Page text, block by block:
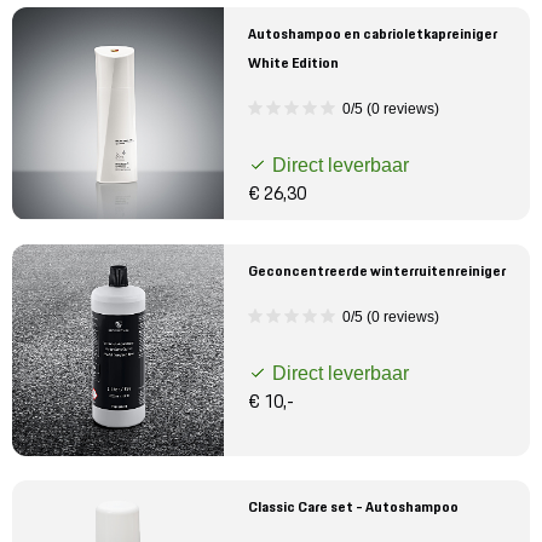
Autoshampoo en cabrioletkapreiniger
White Edition
0/5 (0 reviews)
Direct leverbaar
€ 26,30
Geconcentreerde winterruitenreiniger
0/5 (0 reviews)
Direct leverbaar
€ 10,-
Classic Care set - Autoshampoo